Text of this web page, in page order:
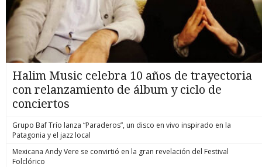
Halim Music celebra 10 años de trayectoria
con relanzamiento de álbum y ciclo de
conciertos
Grupo Baf Trío lanza “Paraderos”, un disco en vivo inspirado en la
Patagonia y el jazz local
Mexicana Andy Vere se convirtió en la gran revelación del Festival
Folclórico